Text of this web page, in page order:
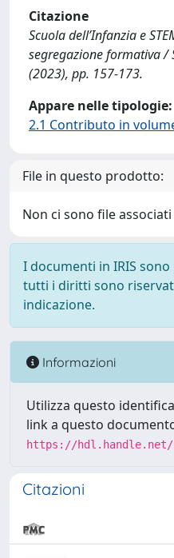
Citazione
Scuola dell’Infanzia e
segregazione formativa /
(2023), pp. 157-173.
Appare nelle tipologie:
2.1 Contributo in
File in questo prodotto:
Non ci sono file
I documenti in IRIS
tutti i diritti sono
indicazione.
Informazioni
Utilizza questo
link a questo
https://hdl.handle.net/
Citazioni